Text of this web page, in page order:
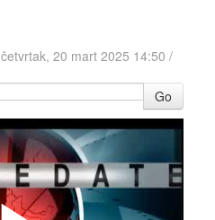
četvrtak, 20 mart 2025 14:50 /
Go